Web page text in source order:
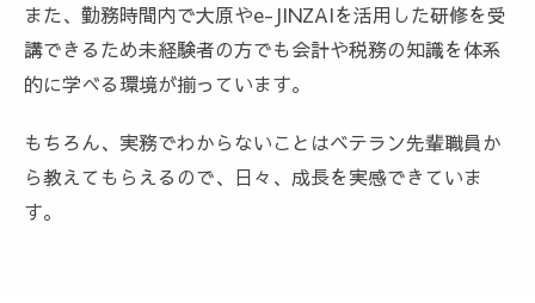
また、勤務時間内で大原やe-JINZAIを活用した研修を受
講できるため未経験者の方でも会計や税務の知識を体系
的に学べる環境が揃っています。
もちろん、実務でわからないことはベテラン先輩職員か
ら教えてもらえるので、日々、成長を実感できていま
す。